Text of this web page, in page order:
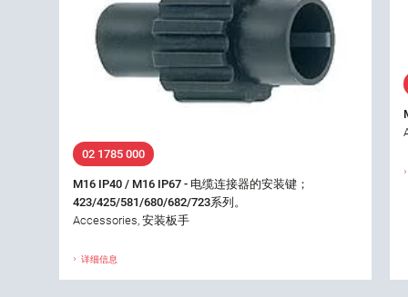
02 1785 000
M16 IP40 / M16 IP67 - 电缆连接器的安装键；
423/425/581/680/682/723系列。
Accessories, 安装板手
详细信息